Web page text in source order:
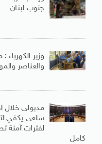
جنوب لبنان
وزير
والعناصر
مدبولى خلال
سلعى يكفي
لفترات آمنة
كامل